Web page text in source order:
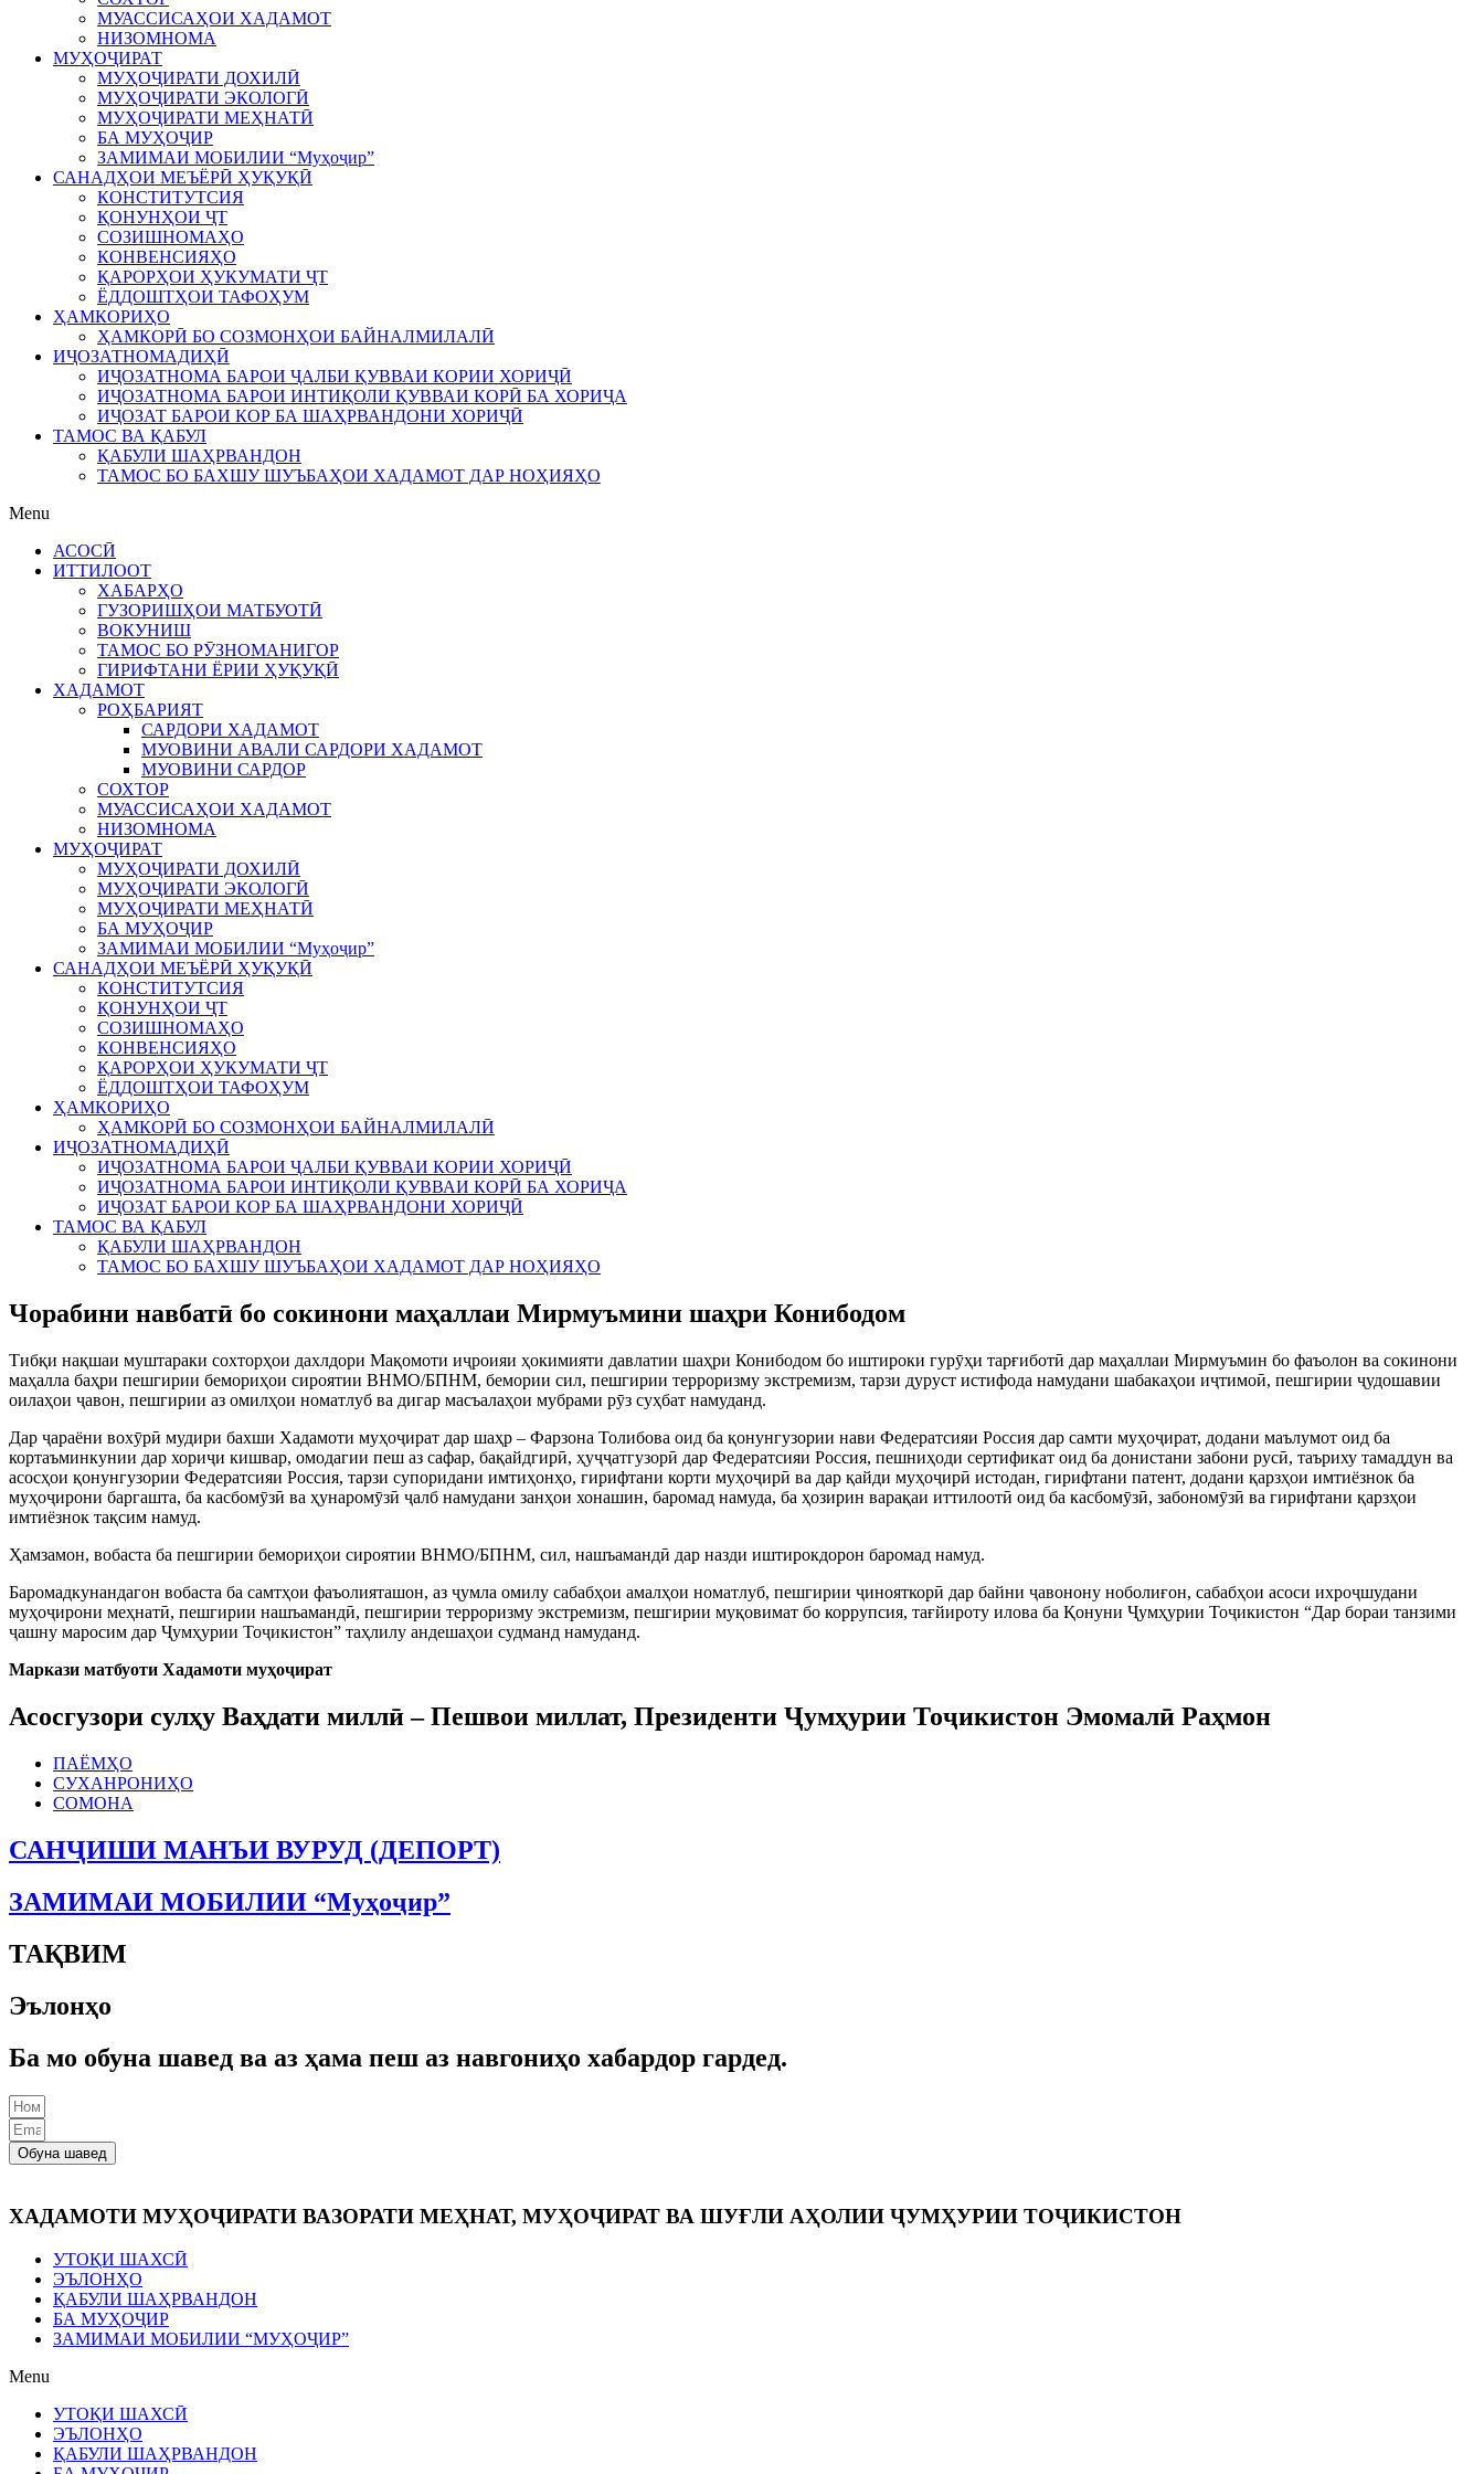
МУАССИСАҲОИ ХАДАМОТ
НИЗОМНОМА
МУҲОҶИРАТ
МУҲОҶИРАТИ ДОХИЛӢ
МУҲОҶИРАТИ ЭКОЛОГӢ
МУҲОҶИРАТИ МЕҲНАТӢ
БА МУҲОҶИР
ЗАМИМАИ МОБИЛИИ “Муҳоҷир”
САНАДҲОИ МЕЪЁРӢ ҲУҚУҚӢ
КОНСТИТУТСИЯ
ҚОНУНҲОИ ҶТ
СОЗИШНОМАҲО
КОНВЕНСИЯҲО
ҚАРОРҲОИ ҲУКУМАТИ ҶТ
ЁДДОШТҲОИ ТАФОҲУМ
ҲАМКОРИҲО
ҲАМКОРӢ БО СОЗМОНҲОИ БАЙНАЛМИЛАЛӢ
ИҶОЗАТНОМАДИҲӢ
ИҶОЗАТНОМА БАРОИ ҶАЛБИ ҚУВВАИ КОРИИ ХОРИҶӢ
ИҶОЗАТНОМА БАРОИ ИНТИҚОЛИ ҚУВВАИ КОРӢ БА ХОРИҶА
ИҶОЗАТ БАРОИ КОР БА ШАҲРВАНДОНИ ХОРИҶӢ
ТАМОС ВА ҚАБУЛ
ҚАБУЛИ ШАҲРВАНДОН
ТАМОС БО БАХШУ ШУЪБАҲОИ ХАДАМОТ ДАР НОҲИЯҲО
Menu
АСОСӢ
ИТТИЛООТ
ХАБАРҲО
ГУЗОРИШҲОИ МАТБУОТӢ
ВОКУНИШ
ТАМОС БО РӮЗНОМАНИГОР
ГИРИФТАНИ ЁРИИ ҲУҚУҚӢ
ХАДАМОТ
РОҲБАРИЯТ
САРДОРИ ХАДАМОТ
МУОВИНИ АВАЛИ САРДОРИ ХАДАМОТ
МУОВИНИ САРДОР
СОХТОР
МУАССИСАҲОИ ХАДАМОТ
НИЗОМНОМА
МУҲОҶИРАТ
МУҲОҶИРАТИ ДОХИЛӢ
МУҲОҶИРАТИ ЭКОЛОГӢ
МУҲОҶИРАТИ МЕҲНАТӢ
БА МУҲОҶИР
ЗАМИМАИ МОБИЛИИ “Муҳоҷир”
САНАДҲОИ МЕЪЁРӢ ҲУҚУҚӢ
КОНСТИТУТСИЯ
ҚОНУНҲОИ ҶТ
СОЗИШНОМАҲО
КОНВЕНСИЯҲО
ҚАРОРҲОИ ҲУКУМАТИ ҶТ
ЁДДОШТҲОИ ТАФОҲУМ
ҲАМКОРИҲО
ҲАМКОРӢ БО СОЗМОНҲОИ БАЙНАЛМИЛАЛӢ
ИҶОЗАТНОМАДИҲӢ
ИҶОЗАТНОМА БАРОИ ҶАЛБИ ҚУВВАИ КОРИИ ХОРИҶӢ
ИҶОЗАТНОМА БАРОИ ИНТИҚОЛИ ҚУВВАИ КОРӢ БА ХОРИҶА
ИҶОЗАТ БАРОИ КОР БА ШАҲРВАНДОНИ ХОРИҶӢ
ТАМОС ВА ҚАБУЛ
ҚАБУЛИ ШАҲРВАНДОН
ТАМОС БО БАХШУ ШУЪБАҲОИ ХАДАМОТ ДАР НОҲИЯҲО
Чорабини навбатӣ бо сокинони маҳаллаи Мирмуъмини шаҳри Конибодом
Тибқи нақшаи муштараки сохторҳои дахлдори Мақомоти иҷроияи ҳокимияти давлатии шаҳри Конибодом бо иштироки гурӯҳи тарғиботӣ дар маҳаллаи Мирмуъмин бо фаъолон ва сокинони
маҳалла баҳри пешгирии бемориҳои сироятии ВНМО/БПНМ, бемории сил, пешгирии терроризму экстремизм, тарзи дуруст истифода намудани шабакаҳои иҷтимоӣ, пешгирии ҷудошавии
оилаҳои ҷавон, пешгирии аз омилҳои номатлуб ва дигар масъалаҳои мубрами рӯз суҳбат намуданд.
Дар ҷараёни вохӯрӣ мудири бахши Хадамоти муҳоҷират дар шаҳр – Фарзона Толибова оид ба қонунгузории нави Федератсияи Россия дар самти муҳоҷират, додани маълумот оид ба
кортаъминкунии дар хориҷи кишвар, омодагии пеш аз сафар, бақайдгирӣ, ҳуҷҷатгузорӣ дар Федератсияи Россия, пешниҳоди сертификат оид ба донистани забони русӣ, таъриху тамаддун ва
асосҳои қонунгузории Федератсияи Россия, тарзи супоридани имтиҳонҳо, гирифтани корти муҳоҷирӣ ва дар қайди муҳоҷирӣ истодан, гирифтани патент, додани қарзҳои имтиёзнок ба
муҳоҷирони баргашта, ба касбомӯзӣ ва ҳунаромӯзӣ ҷалб намудани занҳои хонашин, баромад намуда, ба ҳозирин варақаи иттилоотӣ оид ба касбомӯзӣ, забономӯзӣ ва гирифтани қарзҳои
имтиёзнок тақсим намуд.
Ҳамзамон, вобаста ба пешгирии бемориҳои сироятии ВНМО/БПНМ, сил, нашъамандӣ дар назди иштирокдорон баромад намуд.
Баромадкунандагон вобаста ба самтҳои фаъолияташон, аз ҷумла омилу сабабҳои амалҳои номатлуб, пешгирии ҷинояткорӣ дар байни ҷавонону ноболиғон, сабабҳои асоси ихроҷшудани
муҳоҷирони меҳнатӣ, пешгирии нашъамандӣ, пешгирии терроризму экстремизм, пешгирии муқовимат бо коррупсия, тағйироту илова ба Қонуни Ҷумҳурии Тоҷикистон “Дар бораи танзими
ҷашну маросим дар Ҷумҳурии Тоҷикистон” таҳлилу андешаҳои судманд намуданд.
Маркази матбуоти Хадамоти муҳоҷират
Асосгузори сулҳу Ваҳдати миллӣ – Пешвои миллат, Президенти Ҷумҳурии Тоҷикистон Эмомалӣ Раҳмон
ПАЁМҲО
СУХАНРОНИҲО
СОМОНА
САНҶИШИ МАНЪИ ВУРУД (ДЕПОРТ)
ЗАМИМАИ МОБИЛИИ “Муҳоҷир”
ТАҚВИМ
Эълонҳо
Ба мо обуна шавед ва аз ҳама пеш аз навгониҳо хабардор гардед.
Обуна шавед
ХАДАМОТИ МУҲОҶИРАТИ ВАЗОРАТИ МЕҲНАТ, МУҲОҶИРАТ ВА ШУҒЛИ АҲОЛИИ ҶУМҲУРИИ ТОҶИКИСТОН
УТОҚИ ШАХСӢ
ЭЪЛОНҲО
ҚАБУЛИ ШАҲРВАНДОН
БА МУҲОҶИР
ЗАМИМАИ МОБИЛИИ “МУҲОҶИР”
Menu
УТОҚИ ШАХСӢ
ЭЪЛОНҲО
ҚАБУЛИ ШАҲРВАНДОН